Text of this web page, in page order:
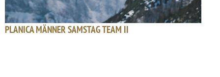
PLANICA MÄNNER SAMSTAG TEAM II